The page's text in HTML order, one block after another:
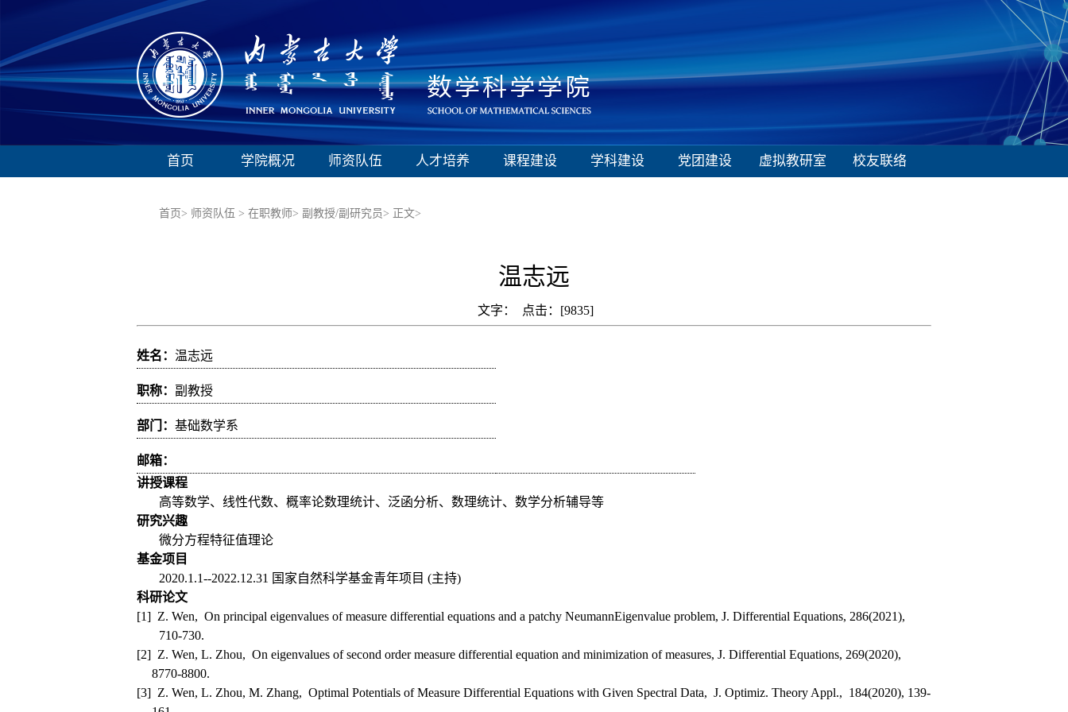
首页 学院概况 师资队伍 人才培养 课程建设 学科建设 党团建设 虚拟教研室 校友联络
首页> 师资队伍 > 在职教师> 副教授/副研究员> 正文>
温志远
文字： 点击：[9835]
姓名： 温志远
职称： 副教授
部门： 基础数学系
邮箱：
讲授课程
高等数学、线性代数、概率论数理统计、泛函分析、数理统计、数学分析辅导等
研究兴趣
微分方程特征值理论
基金项目
2020.1.1--2022.12.31 国家自然科学基金青年项目 (主持)
科研论文
[1] Z. Wen, On principal eigenvalues of measure differential equations and a patchy NeumannEigenvalue problem, J. Differential Equations, 286(2021),
710-730.
[2] Z. Wen, L. Zhou, On eigenvalues of second order measure differential equation and minimization of measures, J. Differential Equations, 269(2020),
8770-8800.
[3] Z. Wen, L. Zhou, M. Zhang, Optimal Potentials of Measure Differential Equations with Given Spectral Data, J. Optimiz. Theory Appl., 184(2020), 139-